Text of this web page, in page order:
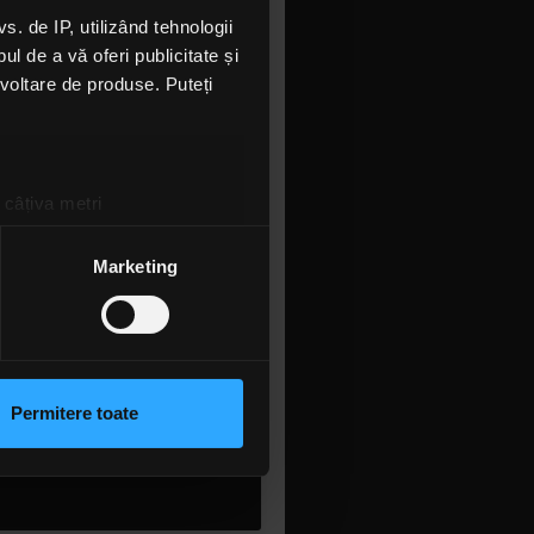
de IP, utilizând tehnologii
de a vă oferi publicitate și
de produse. Puteți
metri
la
secțiunea cu detalii
cu privire la modul în
urma folosirii serviciilor
Marketing
Permitere toate